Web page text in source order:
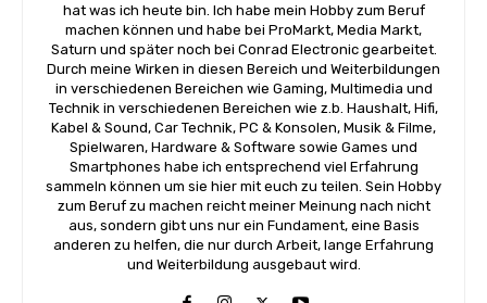
hat was ich heute bin. Ich habe mein Hobby zum Beruf
machen können und habe bei ProMarkt, Media Markt,
Saturn und später noch bei Conrad Electronic gearbeitet.
Durch meine Wirken in diesen Bereich und Weiterbildungen
in verschiedenen Bereichen wie Gaming, Multimedia und
Technik in verschiedenen Bereichen wie z.b. Haushalt, Hifi,
Kabel & Sound, Car Technik, PC & Konsolen, Musik & Filme,
Spielwaren, Hardware & Software sowie Games und
Smartphones habe ich entsprechend viel Erfahrung
sammeln können um sie hier mit euch zu teilen. Sein Hobby
zum Beruf zu machen reicht meiner Meinung nach nicht
aus, sondern gibt uns nur ein Fundament, eine Basis
anderen zu helfen, die nur durch Arbeit, lange Erfahrung
und Weiterbildung ausgebaut wird.